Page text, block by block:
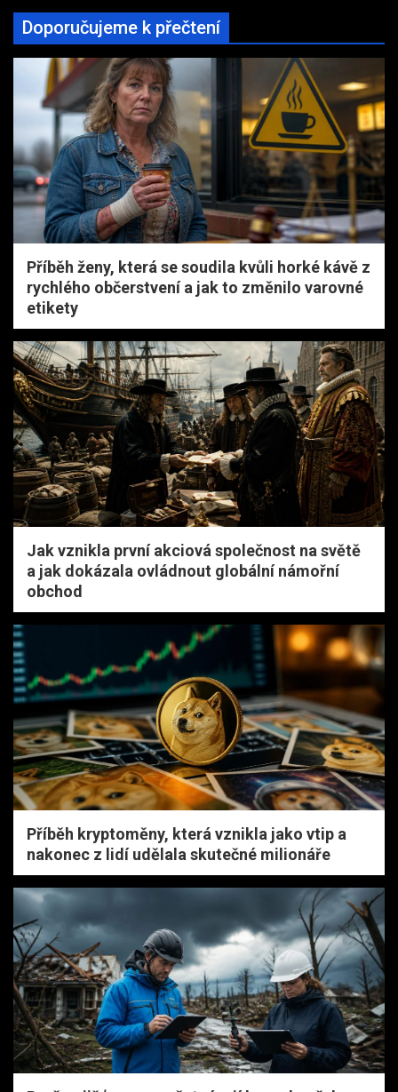
Doporučujeme k přečtení
Příběh ženy, která se soudila kvůli horké kávě z
rychlého občerstvení a jak to změnilo varovné
etikety
Jak vznikla první akciová společnost na světě
a jak dokázala ovládnout globální námořní
obchod
Příběh kryptoměny, která vznikla jako vtip a
nakonec z lidí udělala skutečné milionáře